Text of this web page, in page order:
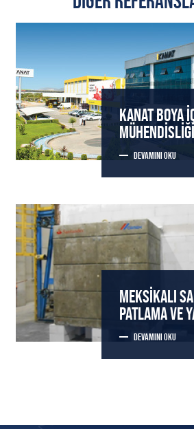
KANAT BOYA
DEVAMINI OKU
MEKSIKALI
PATLAMA VE
DEVAMINI OKU